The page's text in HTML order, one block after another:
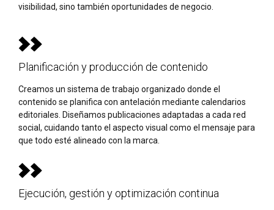
visibilidad, sino también oportunidades de negocio.
Planificación y producción de contenido
Creamos un sistema de trabajo organizado donde el
contenido se planifica con antelación mediante calendarios
editoriales. Diseñamos publicaciones adaptadas a cada red
social, cuidando tanto el aspecto visual como el mensaje para
que todo esté alineado con la marca.
Ejecución, gestión y optimización continua